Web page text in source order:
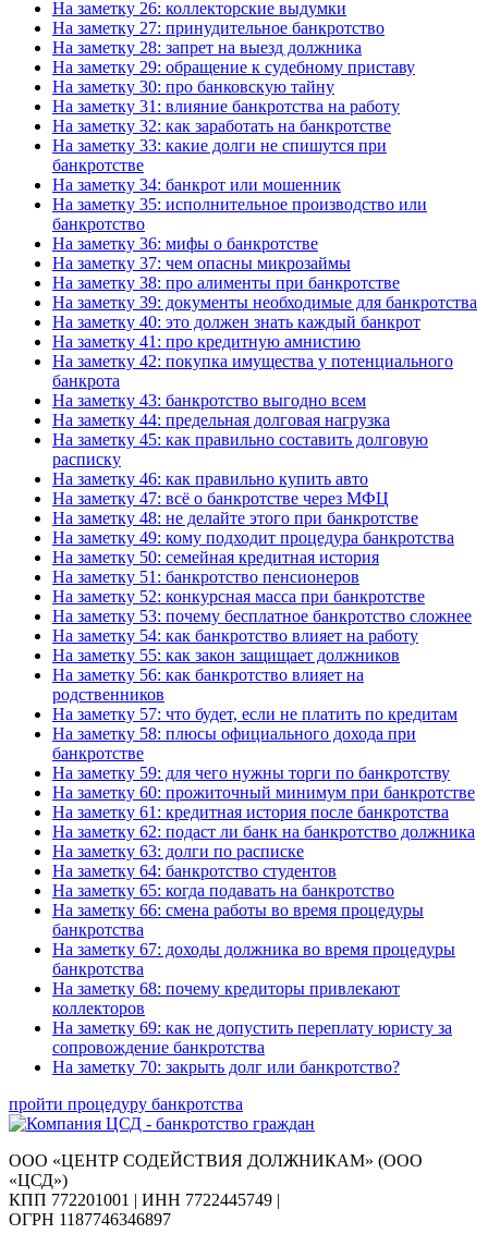
На заметку 26: коллекторские выдумки
На заметку 27: принудительное банкротство
На заметку 28: запрет на выезд должника
На заметку 29: обращение к судебному приставу
На заметку 30: про банковскую тайну
На заметку 31: влияние банкротства на работу
На заметку 32: как заработать на банкротстве
На заметку 33: какие долги не спишутся при
банкротстве
На заметку 34: банкрот или мошенник
На заметку 35: исполнительное производство или
банкротство
На заметку 36: мифы о банкротстве
На заметку 37: чем опасны микрозаймы
На заметку 38: про алименты при банкротстве
На заметку 39: документы необходимые для банкротства
На заметку 40: это должен знать каждый банкрот
На заметку 41: про кредитную амнистию
На заметку 42: покупка имущества у потенциального
банкрота
На заметку 43: банкротство выгодно всем
На заметку 44: предельная долговая нагрузка
На заметку 45: как правильно составить долговую
расписку
На заметку 46: как правильно купить авто
На заметку 47: всё о банкротстве через МФЦ
На заметку 48: не делайте этого при банкротстве
На заметку 49: кому подходит процедура банкротства
На заметку 50: семейная кредитная история
На заметку 51: банкротство пенсионеров
На заметку 52: конкурсная масса при банкротстве
На заметку 53: почему бесплатное банкротство сложнее
На заметку 54: как банкротство влияет на работу
На заметку 55: как закон защищает должников
На заметку 56: как банкротство влияет на
родственников
На заметку 57: что будет, если не платить по кредитам
На заметку 58: плюсы официального дохода при
банкротстве
На заметку 59: для чего нужны торги по банкротству
На заметку 60: прожиточный минимум при банкротстве
На заметку 61: кредитная история после банкротства
На заметку 62: подаст ли банк на банкротство должника
На заметку 63: долги по расписке
На заметку 64: банкротство студентов
На заметку 65: когда подавать на банкротство
На заметку 66: смена работы во время процедуры
банкротства
На заметку 67: доходы должника во время процедуры
банкротства
На заметку 68: почему кредиторы привлекают
коллекторов
На заметку 69: как не допустить переплату юристу за
сопровождение банкротства
На заметку 70: закрыть долг или банкротство?
пройти процедуру банкротства
ООО «ЦЕНТР СОДЕЙСТВИЯ ДОЛЖНИКАМ» (ООО
«ЦСД»)
КПП 772201001 | ИНН 7722445749 |
ОГРН 1187746346897